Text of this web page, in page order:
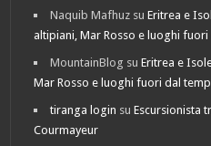
Naquib Mafhuz suEritrea e
altipiani, Mar Rosso e luoghi
MountainBlog suEritrea e
Mar Rosso e luoghi fuori dal
tiranga login suEscursionista
Courmayeur